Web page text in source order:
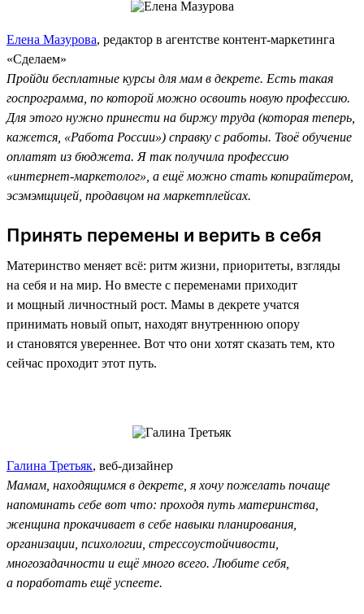
Елена Мазурова, редактор в агентстве контент-маркетинга
«Сделаем»
Пройди бесплатные курсы для мам в декрете. Есть такая
госпрограмма, по которой можно освоить новую профессию.
Для этого нужно принести на биржу труда (которая теперь,
кажется, «Работа России») справку с работы. Твоё обучение
оплатят из бюджета. Я так получила профессию
«интернет-маркетолог», а ещё можно стать копирайтером,
эсэмэмщицей, продавцом на маркетплейсах.
Принять перемены и верить в себя
Материнство меняет всё: ритм жизни, приоритеты, взгляды
на себя и на мир. Но вместе с переменами приходит
и мощный личностный рост. Мамы в декрете учатся
принимать новый опыт, находят внутреннюю опору
и становятся увереннее. Вот что они хотят сказать тем, кто
сейчас проходит этот путь.
Галина Третьяк, веб-дизайнер
Мамам, находящимся в декрете, я хочу пожелать почаще
напоминать себе вот что: проходя путь материнства,
женщина прокачивает в себе навыки планирования,
организации, психологии, стрессоустойчивости,
многозадачности и ещё много всего. Любите себя,
а поработать ещё успеете.